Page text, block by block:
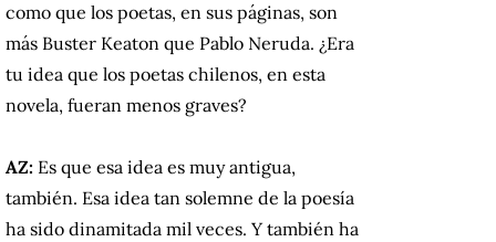
como que los poetas, en sus páginas, son
más Buster Keaton que Pablo Neruda. ¿Era
tu idea que los poetas chilenos, en esta
novela, fueran menos graves?
AZ: Es que esa idea es muy antigua,
también. Esa idea tan solemne de la poesía
ha sido dinamitada mil veces. Y también ha